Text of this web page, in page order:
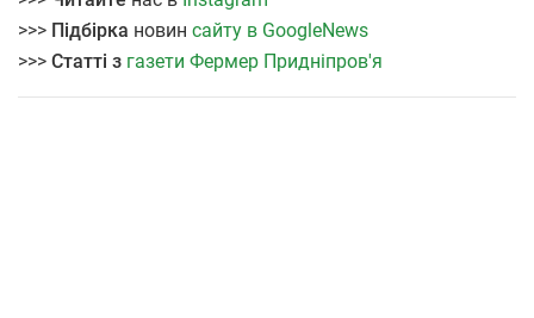
>>> Підбірка новин сайту в GoogleNews
>>> Статті з газети Фермер Придніпров'я